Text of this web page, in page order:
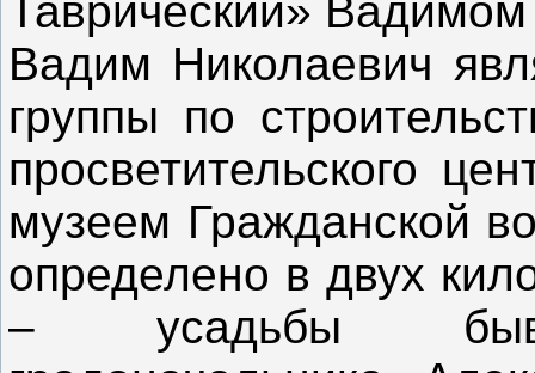
Таврический»
Вадим Николаевич
группы по
просветительского
музеем Гражданской
определено в двух
– усадьбы